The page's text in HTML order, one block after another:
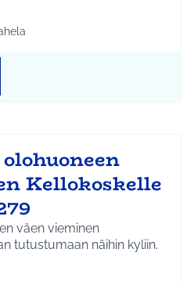
Kehittämisverkosto - Lahela
Kellokoskelle
väen vieminen
tutustumaan näihin kyliin.